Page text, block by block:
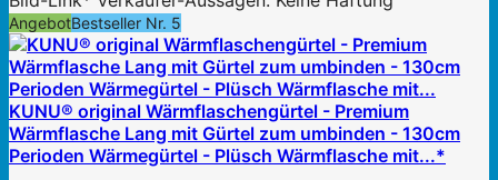
AngebotBestseller Nr. 5
KUNU® original Wärmflaschengürtel - Premium
Wärmflasche Lang mit Gürtel zum umbinden - 130cm
Perioden Wärmegürtel - Plüsch Wärmflasche mit...*